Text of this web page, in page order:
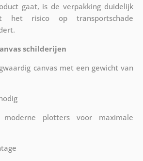
gaat, is de verpakking duidelijk
het risico op transportschade
schilderijen
canvas met een gewicht van
plotters voor maximale